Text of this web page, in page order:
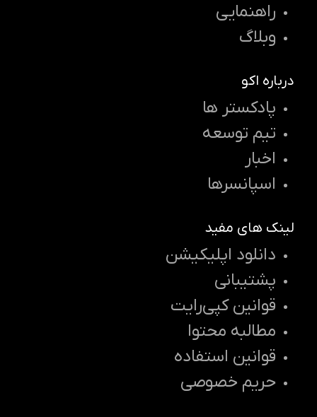
راهنمایی
وبلاگ
درباره اکو
پادکستر ها
تیم توسعه
اخبار
اسپانسرها
لینک های مفید
دانلود اپلیکیشن
پشتیبانی
قوانین کپی‌رایت
مطالبه محتوا
قوانین استفاده
حریم خصوصی